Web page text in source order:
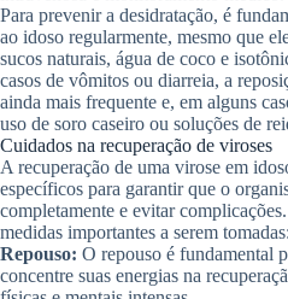
Para prevenir a desidratação, é
ao idoso regularmente, mesmo que
sucos naturais, água de coco e
casos de vômitos ou diarreia, a
ainda mais frequente e, em alguns
uso de soro caseiro ou soluções de
Cuidados na recuperação de viroses
A recuperação de uma virose em
específicos para garantir que o
completamente e evitar
medidas importantes a serem tomadas:
Repouso: O repouso é fundamental
concentre suas energias na